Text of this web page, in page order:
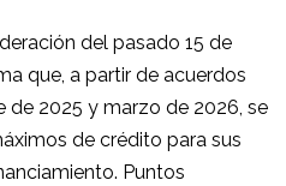
del pasado 15 de
que, a partir de acuerdos
2025 y marzo de 2026, se
de crédito para sus
Puntos